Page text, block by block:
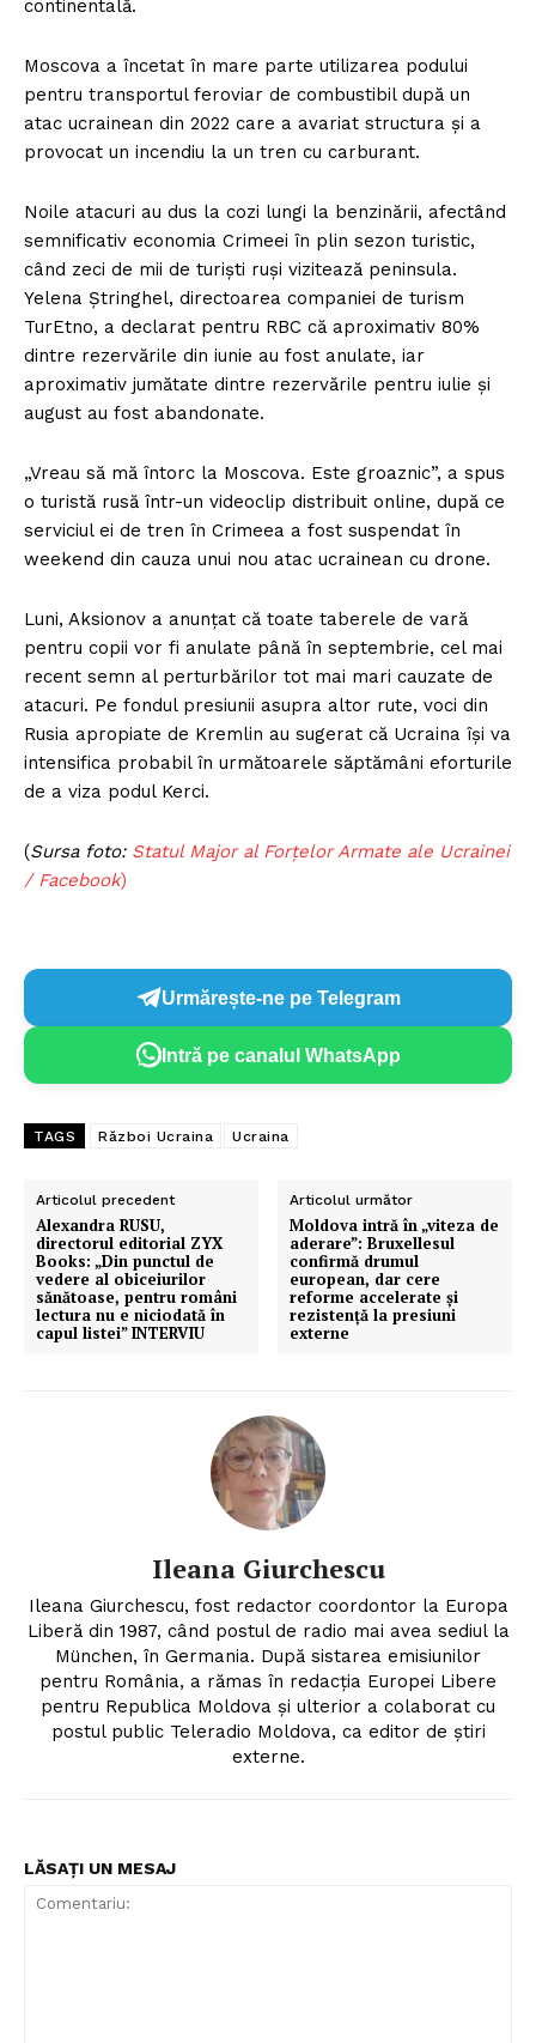
continentală.
Moscova a încetat în mare parte utilizarea podului
pentru transportul feroviar de combustibil după un
atac ucrainean din 2022 care a avariat structura și a
provocat un incendiu la un tren cu carburant.
Noile atacuri au dus la cozi lungi la benzinării, afectând
semnificativ economia Crimeei în plin sezon turistic,
când zeci de mii de turiști ruși vizitează peninsula.
Yelena Ștringhel, directoarea companiei de turism
TurEtno, a declarat pentru RBC că aproximativ 80%
dintre rezervările din iunie au fost anulate, iar
aproximativ jumătate dintre rezervările pentru iulie și
august au fost abandonate.
„Vreau să mă întorc la Moscova. Este groaznic”, a spus
o turistă rusă într-un videoclip distribuit online, după ce
serviciul ei de tren în Crimeea a fost suspendat în
weekend din cauza unui nou atac ucrainean cu drone.
Luni, Aksionov a anunțat că toate taberele de vară
pentru copii vor fi anulate până în septembrie, cel mai
recent semn al perturbărilor tot mai mari cauzate de
atacuri. Pe fondul presiunii asupra altor rute, voci din
Rusia apropiate de Kremlin au sugerat că Ucraina își va
intensifica probabil în următoarele săptămâni eforturile
de a viza podul Kerci.
(Sursa foto: Statul Major al Forțelor Armate ale Ucrainei
/ Facebook)
Urmărește-ne pe Telegram
Intră pe canalul WhatsApp
TAGS Război Ucraina Ucraina
Articolul precedent
Alexandra RUSU,
directorul editorial ZYX
Books: „Din punctul de
vedere al obiceiurilor
sănătoase, pentru români
lectura nu e niciodată în
capul listei” INTERVIU
Articolul următor
Moldova intră în „viteza de
aderare”: Bruxellesul
confirmă drumul
european, dar cere
reforme accelerate și
rezistență la presiuni
externe
Ileana Giurchescu
Ileana Giurchescu, fost redactor coordontor la Europa
Liberă din 1987, când postul de radio mai avea sediul la
München, în Germania. După sistarea emisiunilor
pentru România, a rămas în redacția Europei Libere
pentru Republica Moldova și ulterior a colaborat cu
postul public Teleradio Moldova, ca editor de știri
externe.
LĂSAȚI UN MESAJ